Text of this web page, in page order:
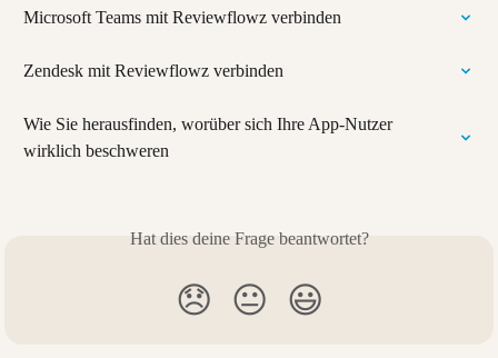
Microsoft Teams mit Reviewflowz verbinden
Zendesk mit Reviewflowz verbinden
Wie Sie herausfinden, worüber sich Ihre App-Nutzer
wirklich beschweren
Hat dies deine Frage beantwortet?
😞 😐 😃